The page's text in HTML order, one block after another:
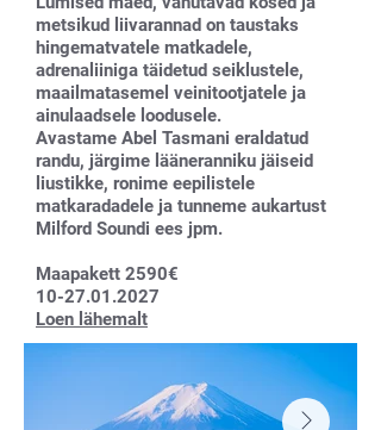
metsikud liivarannad on taustaks
hingematvatele matkadele,
adrenaliiniga täidetud seiklustele,
maailmatasemel veinitootjatele ja
ainulaadsele loodusele.
Avastame Abel Tasmani eraldatud
randu, järgime lääneranniku jäiseid
liustikke, ronime eepilistele
matkaradadele ja tunneme aukartust
Milford Soundi ees jpm.
Maapakett 2590€
10-27.01.2027
Loen lähemalt